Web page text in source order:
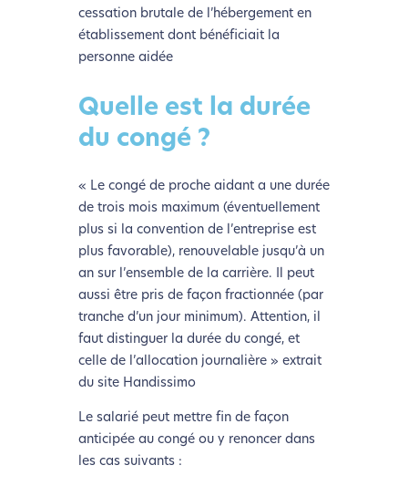
cessation brutale de l’hébergement en
établissement dont bénéficiait la
personne aidée
Quelle est la durée
du congé ?
« Le congé de proche aidant a une durée
de trois mois maximum (éventuellement
plus si la convention de l’entreprise est
plus favorable), renouvelable jusqu’à un
an sur l’ensemble de la carrière. Il peut
aussi être pris de façon fractionnée (par
tranche d’un jour minimum). Attention, il
faut distinguer la durée du congé, et
celle de l’allocation journalière » extrait
du site Handissimo
Le salarié peut mettre fin de façon
anticipée au congé ou y renoncer dans
les cas suivants :